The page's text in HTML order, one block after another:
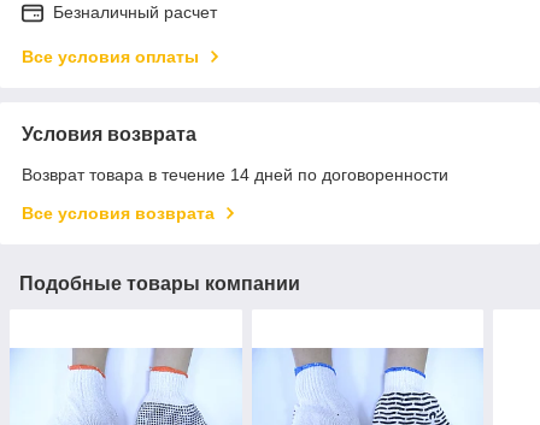
Безналичный расчет
Все условия оплаты
Условия возврата
Возврат товара в течение 14 дней по договоренности
Все условия возврата
Подобные товары компании